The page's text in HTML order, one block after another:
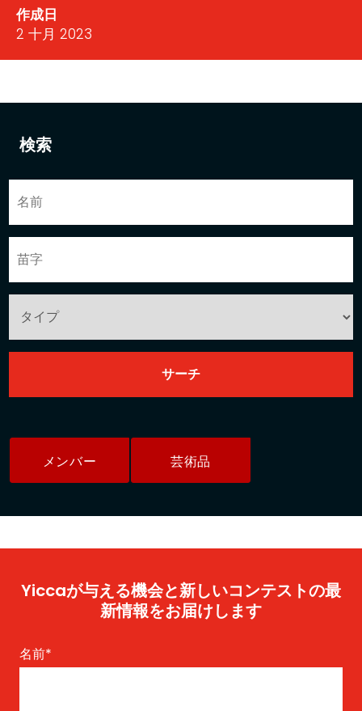
検索
メンバー 芸術品
作成日
2 十月 2023
Yiccaが与える機会と新しいコンテストの最
新情報をお届けします
名前*